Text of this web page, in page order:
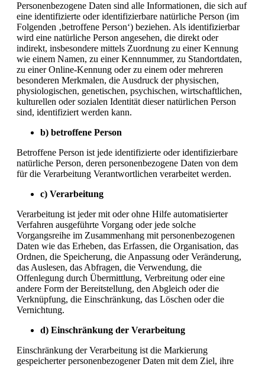
Personenbezogene Daten sind alle Informationen, die sich auf
eine identifizierte oder identifizierbare natürliche Person (im
Folgenden ‚betroffene Person‘) beziehen. Als identifizierbar
wird eine natürliche Person angesehen, die direkt oder
indirekt, insbesondere mittels Zuordnung zu einer Kennung
wie einem Namen, zu einer Kennnummer, zu Standortdaten,
zu einer Online-Kennung oder zu einem oder mehreren
besonderen Merkmalen, die Ausdruck der physischen,
physiologischen, genetischen, psychischen, wirtschaftlichen,
kulturellen oder sozialen Identität dieser natürlichen Person
sind, identifiziert werden kann.
b) betroffene Person
Betroffene Person ist jede identifizierte oder identifizierbare
natürliche Person, deren personenbezogene Daten von dem
für die Verarbeitung Verantwortlichen verarbeitet werden.
c) Verarbeitung
Verarbeitung ist jeder mit oder ohne Hilfe automatisierter
Verfahren ausgeführte Vorgang oder jede solche
Vorgangsreihe im Zusammenhang mit personenbezogenen
Daten wie das Erheben, das Erfassen, die Organisation, das
Ordnen, die Speicherung, die Anpassung oder Veränderung,
das Auslesen, das Abfragen, die Verwendung, die
Offenlegung durch Übermittlung, Verbreitung oder eine
andere Form der Bereitstellung, den Abgleich oder die
Verknüpfung, die Einschränkung, das Löschen oder die
Vernichtung.
d) Einschränkung der Verarbeitung
Einschränkung der Verarbeitung ist die Markierung
gespeicherter personenbezogener Daten mit dem Ziel, ihre